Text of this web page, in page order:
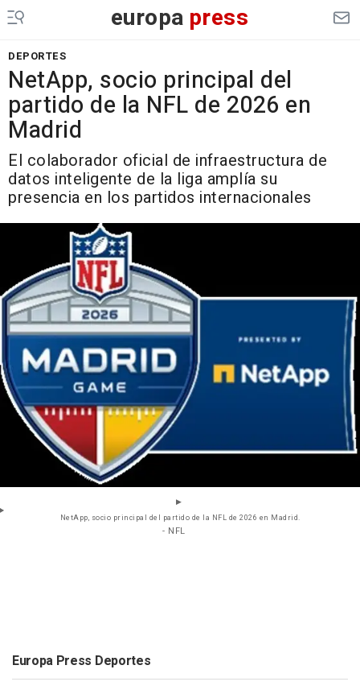
europa press
DEPORTES
NetApp, socio principal del
partido de la NFL de 2026 en
Madrid
El colaborador oficial de infraestructura de
datos inteligente de la liga amplía su
presencia en los partidos internacionales
NetApp, socio principal del partido de la NFL de 2026 en Madrid.
- NFL
Europa Press Deportes